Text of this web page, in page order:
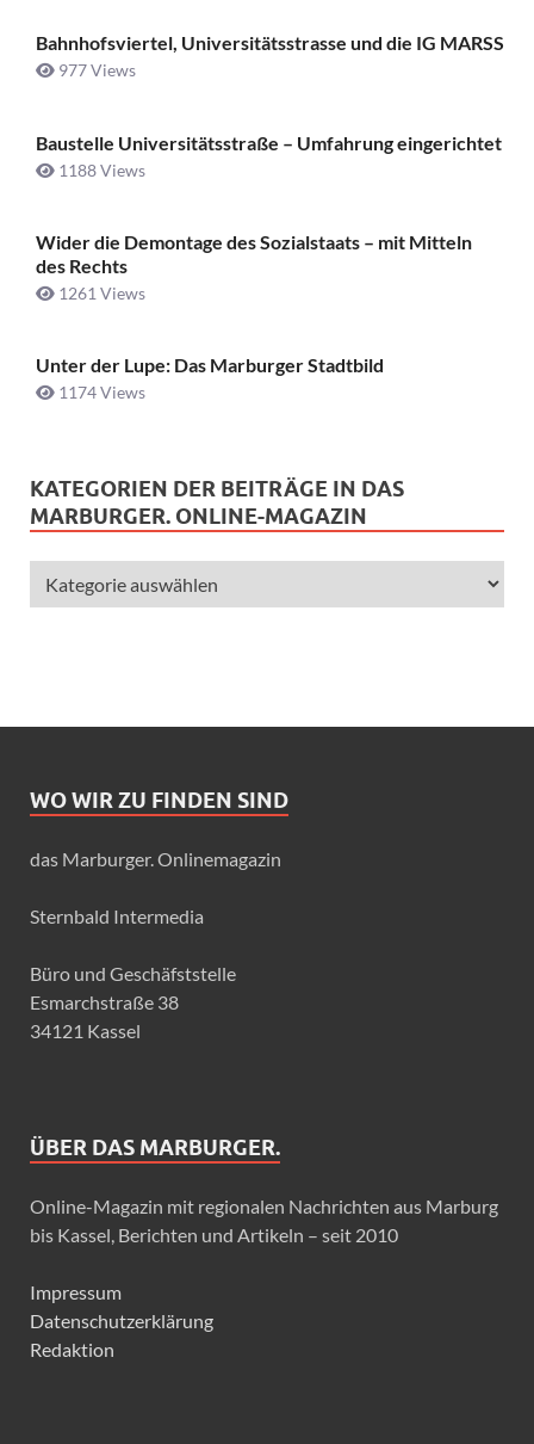
Bahnhofsviertel, Universitätsstrasse und die IG MARSS
977 Views
Baustelle Universitätsstraße ­– Umfahrung eingerichtet
1188 Views
Wider die Demontage des Sozialstaats – mit Mitteln
des Rechts
1261 Views
Unter der Lupe: Das Marburger Stadtbild
1174 Views
KATEGORIEN DER BEITRÄGE IN DAS
MARBURGER. ONLINE-MAGAZIN
WO WIR ZU FINDEN SIND
das Marburger. Onlinemagazin
Sternbald Intermedia
Büro und Geschäfststelle
Esmarchstraße 38
34121 Kassel
ÜBER DAS MARBURGER.
Online-Magazin mit regionalen Nachrichten aus Marburg
bis Kassel, Berichten und Artikeln – seit 2010
Impressum
Datenschutzerklärung
Redaktion